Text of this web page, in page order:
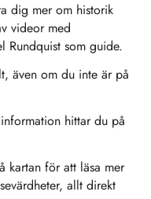
dig mer om historik
videor med
Rundquist som guide.
även om du inte är på
hittar du på
kartan för att läsa mer
allt direkt